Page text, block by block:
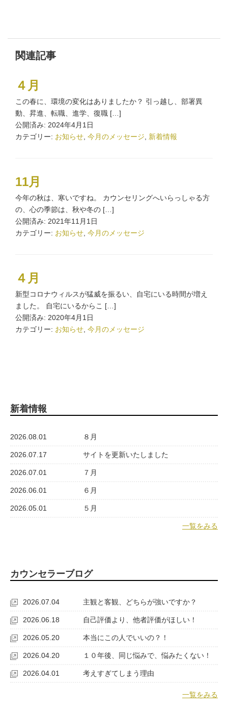
関連記事
４月
この春に、環境の変化はありましたか？ 引っ越し、部署異
動、昇進、転職、進学、復職 […]
公開済み: 2024年4月1日
カテゴリー: お知らせ 今月のメッセージ 新着情報
11月
今年の秋は、寒いですね。 カウンセリングへいらっしゃる方
の、心の季節は、秋や冬の […]
公開済み: 2021年11月1日
カテゴリー: お知らせ 今月のメッセージ
４月
新型コロナウィルスが猛威を振るい、自宅にいる時間が増え
ました。 自宅にいるからこ […]
公開済み: 2020年4月1日
カテゴリー: お知らせ 今月のメッセージ
新着情報
2026.08.01 ８月
2026.07.17 サイトを更新いたしました
2026.07.01 ７月
2026.06.01 ６月
2026.05.01 ５月
一覧をみる
カウンセラーブログ
2026.07.04 主観と客観、どちらが強いですか？
2026.06.18 自己評価より、他者評価がほしい！
2026.05.20 本当にこの人でいいの？！
2026.04.20 １０年後、同じ悩みで、悩みたくない！
2026.04.01 考えすぎてしまう理由
一覧をみる